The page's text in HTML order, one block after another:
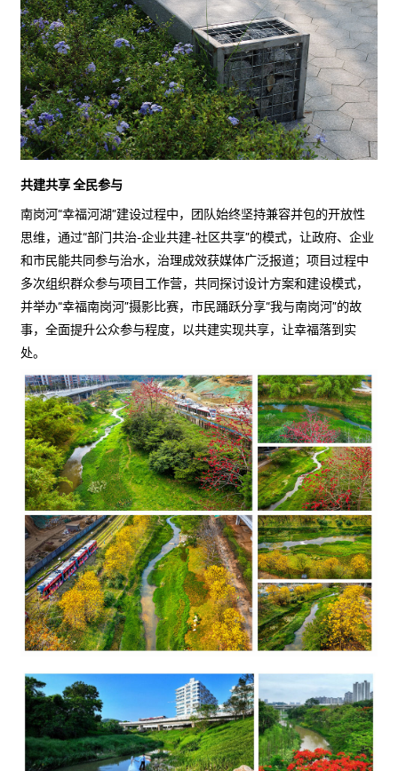
共建共享 全民参与
南岗河“幸福河湖”建设过程中，团队始终坚持兼容并包的开放性
思维，通过“部门共治-企业共建-社区共享”的模式，让政府、企业
和市民能共同参与治水，治理成效获媒体广泛报道；项目过程中
多次组织群众参与项目工作营，共同探讨设计方案和建设模式，
并举办“幸福南岗河”摄影比赛，市民踊跃分享“我与南岗河”的故
事，全面提升公众参与程度，以共建实现共享，让幸福落到实
处。